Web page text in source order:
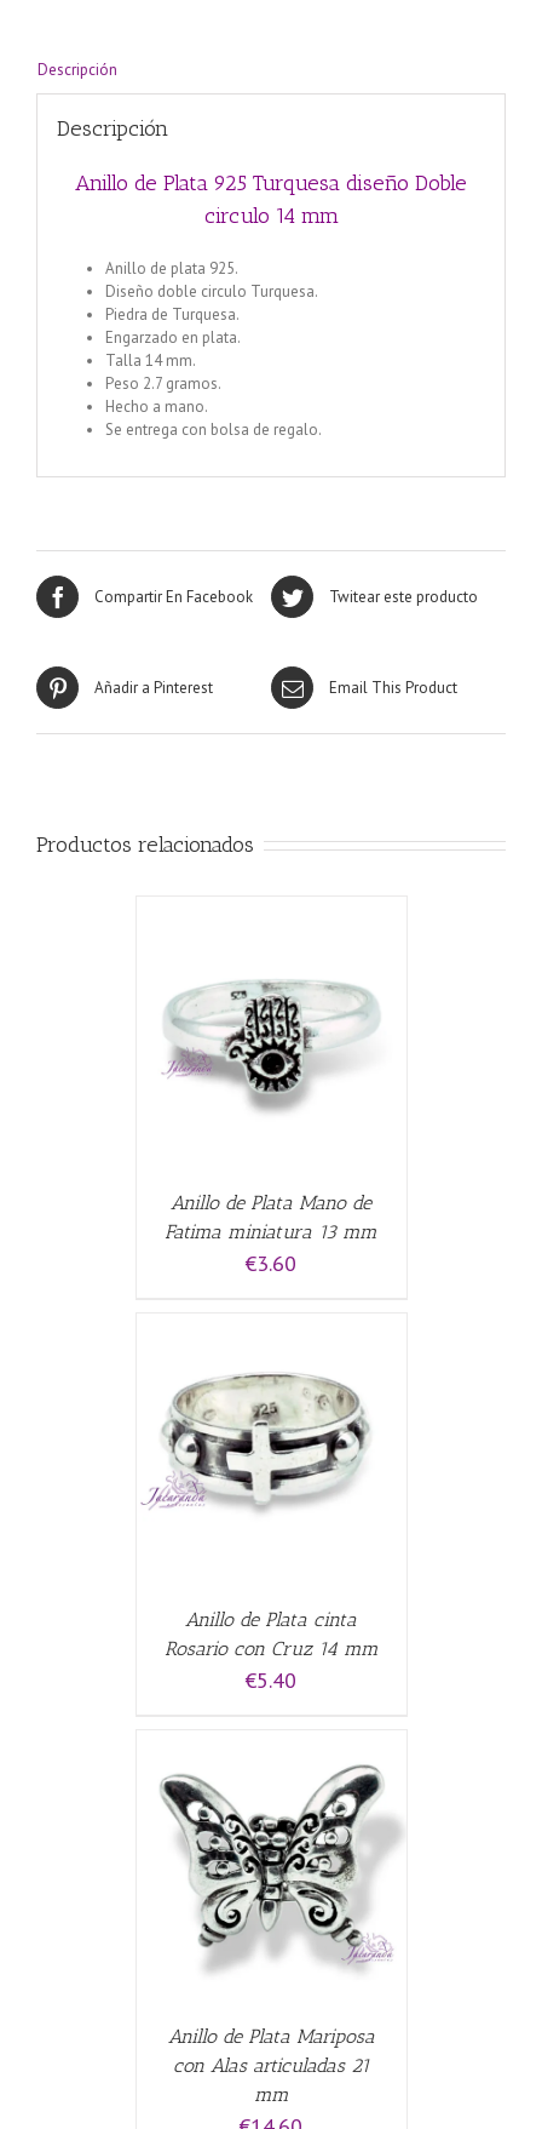
Descripción
Descripción
Anillo de Plata 925 Turquesa diseño Doble
circulo 14 mm
Anillo de plata 925.
Diseño doble circulo Turquesa.
Piedra de Turquesa.
Engarzado en plata.
Talla 14 mm.
Peso 2.7 gramos.
Hecho a mano.
Se entrega con bolsa de regalo.
Compartir En Facebook Twitear este producto
Añadir a Pinterest Email This Product
Productos relacionados
Anillo de Plata Mano de
Fatima miniatura 13 mm
€3.60
Anillo de Plata cinta
Rosario con Cruz 14 mm
€5.40
Anillo de Plata Mariposa
con Alas articuladas 21
mm